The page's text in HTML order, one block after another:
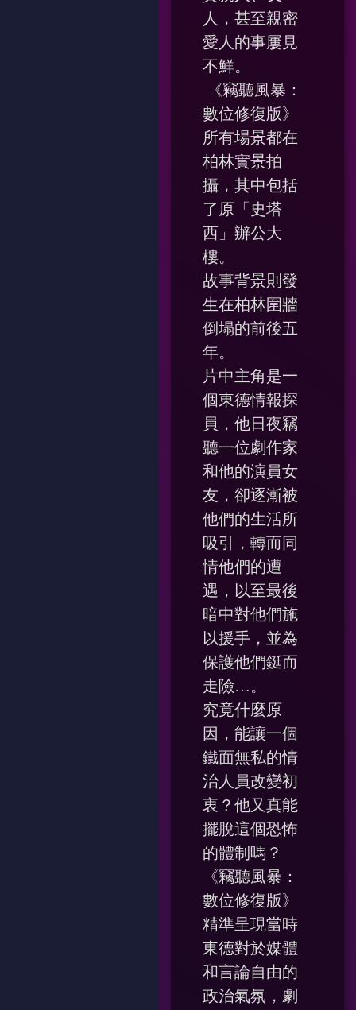
人，甚至親密
愛人的事屢見
不鮮。
《竊聽風暴：
數位修復版》
所有場景都在
柏林實景拍
攝，其中包括
了原「史塔
西」辦公大
樓。
故事背景則發
生在柏林圍牆
倒塌的前後五
年。
片中主角是一
個東德情報探
員，他日夜竊
聽一位劇作家
和他的演員女
友，卻逐漸被
他們的生活所
吸引，轉而同
情他們的遭
遇，以至最後
暗中對他們施
以援手，並為
保護他們鋌而
走險…。
究竟什麼原
因，能讓一個
鐵面無私的情
治人員改變初
衷？他又真能
擺脫這個恐怖
的體制嗎？
《竊聽風暴：
數位修復版》
精準呈現當時
東德對於媒體
和言論自由的
政治氣氛，劇